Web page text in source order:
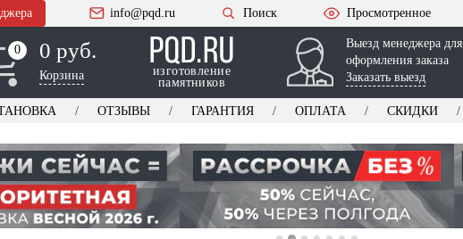
info@pqd.ru Поиск Просмотренное
0
0 0 руб.
Корзина
изготовление
памятников
Выезд менеджера для
оформления заказа
Заказать выезд
ОТЗЫВЫ ГАРАНТИЯ ОПЛАТА СКИДКИ